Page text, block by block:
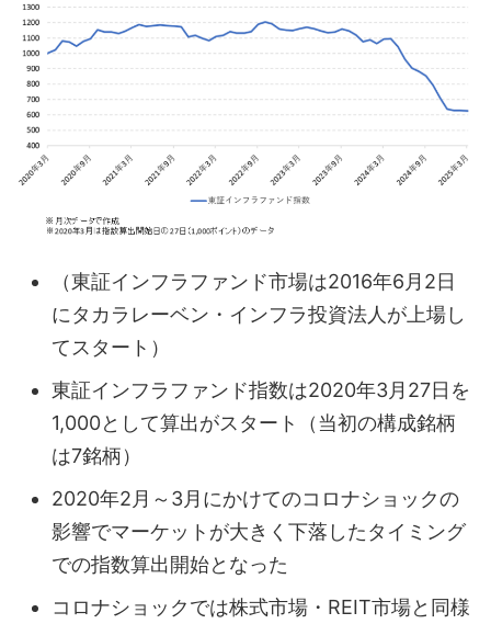
（東証インフラファンド市場は2016年6月2日
にタカラレーベン・インフラ投資法人が上場し
てスタート）
東証インフラファンド指数は2020年3月27日を
1,000として算出がスタート（当初の構成銘柄
は7銘柄）
2020年2月～3月にかけてのコロナショックの
影響でマーケットが大きく下落したタイミング
での指数算出開始となった
コロナショックでは株式市場・REIT市場と同様